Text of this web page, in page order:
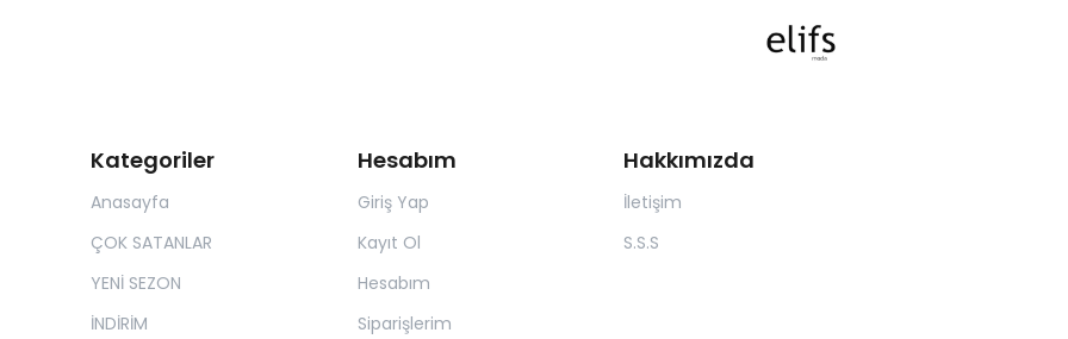
Kategoriler
Anasayfa
ÇOK SATANLAR
YENİ SEZON
İNDİRİM
Hesabım
Giriş Yap
Kayıt Ol
Hesabım
Siparişlerim
Hakkımızda
İletişim
S.S.S